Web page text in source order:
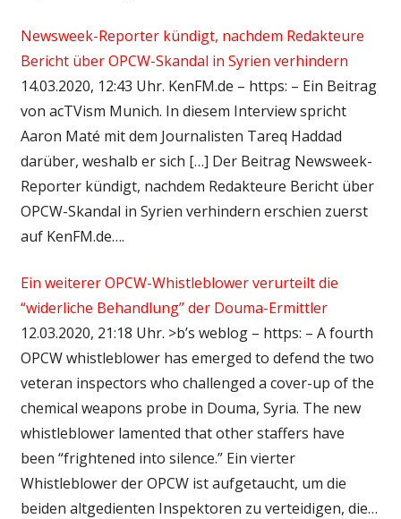
Newsweek-Reporter kündigt, nachdem Redakteure
Bericht über OPCW-Skandal in Syrien verhindern
14.03.2020, 12:43 Uhr. KenFM.de – https: – Ein Beitrag
von acTVism Munich. In diesem Interview spricht
Aaron Maté mit dem Journalisten Tareq Haddad
darüber, weshalb er sich […] Der Beitrag Newsweek-
Reporter kündigt, nachdem Redakteure Bericht über
OPCW-Skandal in Syrien verhindern erschien zuerst
auf KenFM.de….
Ein weiterer OPCW-Whistleblower verurteilt die
“widerliche Behandlung” der Douma-Ermittler
12.03.2020, 21:18 Uhr. >b’s weblog – https: – A fourth
OPCW whistleblower has emerged to defend the two
veteran inspectors who challenged a cover-up of the
chemical weapons probe in Douma, Syria. The new
whistleblower lamented that other staffers have
been “frightened into silence.” Ein vierter
Whistleblower der OPCW ist aufgetaucht, um die
beiden altgedienten Inspektoren zu verteidigen, die…